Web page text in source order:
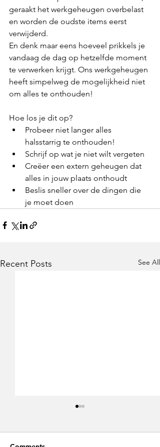
geraakt het werkgeheugen overbelast
en worden de oudste items eerst
verwijderd.
En denk maar eens hoeveel prikkels je
vandaag de dag op hetzelfde moment
te verwerken krijgt. Ons werkgeheugen
heeft simpelweg de mogelijkheid niet
om alles te onthouden!
Hoe los je dit op?
Probeer niet langer alles
halsstarrig te onthouden!
Schrijf op wat je niet wilt vergeten
Creëer een extern geheugen dat
alles in jouw plaats onthoudt
Beslis sneller over de dingen die
je moet doen
Recent Posts See All